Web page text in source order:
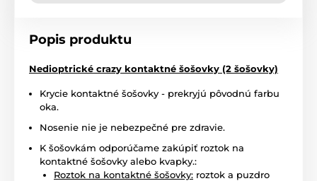
Popis produktu
Nedioptrické crazy kontaktné šošovky (2 šošovky)
Krycie kontaktné šošovky - prekryjú pôvodnú farbu
oka.
Nosenie nie je nebezpečné pre zdravie.
K šošovkám odporúčame zakúpiť roztok na
kontaktné šošovky alebo kvapky.:
Roztok na kontaktné šošovky: roztok a puzdro